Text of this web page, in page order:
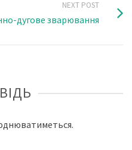
NEXT POST
дугове зварювання